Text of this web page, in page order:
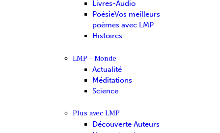
Livres-Audio
PoésieVos meilleurs
poèmes avec LMP
Histoires
LMP – Monde
Actualité
Méditations
Science
Plus avec LMP
Découverte Auteurs